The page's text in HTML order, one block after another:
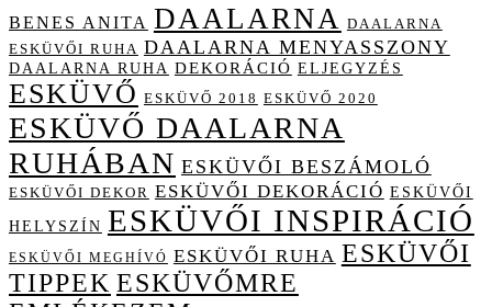
BENES ANITA DAALARNA
DAALARNA
ESKÜVŐI RUHA DAALARNA MENYASSZONY
DAALARNA RUHA DEKORÁCIÓ ELJEGYZÉS
ESKÜVŐ ESKÜVŐ 2018 ESKÜVŐ 2020
ESKÜVŐ DAALARNA
RUHÁBAN ESKÜVŐI BESZÁMOLÓ
ESKÜVŐI DEKOR ESKÜVŐI DEKORÁCIÓ ESKÜVŐI
HELYSZÍN ESKÜVŐI INSPIRÁCIÓ
ESKÜVŐI MEGHÍVÓ ESKÜVŐI RUHA ESKÜVŐI
TIPPEK ESKÜVŐMRE